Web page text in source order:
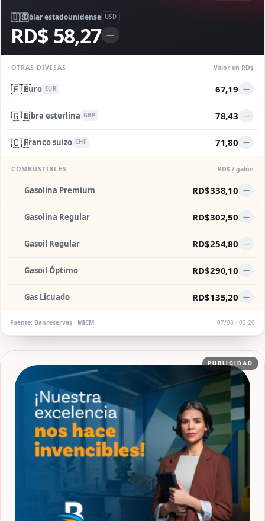
🇺🇸Dólar estadounidense USD
RD$ 58,27 —
OTRAS DIVISAS Valor en RD$
🇪🇺Euro EUR 67,19 —
🇬🇧Libra esterlina GBP 78,43 —
🇨🇭Franco suizo CHF 71,80 —
COMBUSTIBLES RD$ / galón
Gasolina Premium RD$338,10 —
Gasolina Regular RD$302,50 —
Gasoil Regular RD$254,80 —
Gasoil Óptimo RD$290,10 —
Gas Licuado RD$135,20 —
Fuente: Banreservas · MICM 07/08 · 03:20
PUBLICIDAD